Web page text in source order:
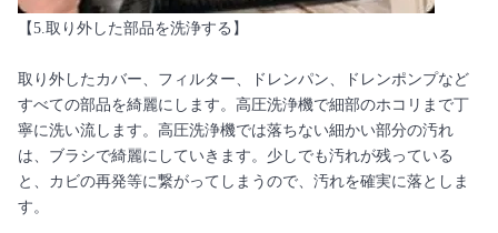
【5.取り外した部品を洗浄する】
取り外したカバー、フィルター、ドレンパン、ドレンポンプなど
すべての部品を綺麗にします。高圧洗浄機で細部のホコリまで丁
寧に洗い流します。高圧洗浄機では落ちない細かい部分の汚れ
は、ブラシで綺麗にしていきます。少しでも汚れが残っている
と、カビの再発等に繋がってしまうので、汚れを確実に落としま
す。